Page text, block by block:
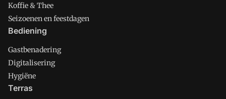
Koffie & Thee
Seizoenen en feestdagen
Bediening
Gastbenadering
Digitalisering
Hygiëne
Terras